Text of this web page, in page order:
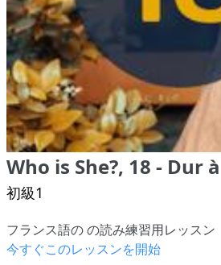
Who is She?, 18 - Dur
初級1
フランス語の の読み練習用レッスン
今すぐこのレッスンを開始